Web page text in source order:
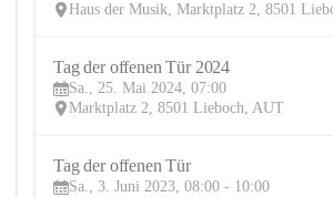
Haus der Musik, Marktplatz 2, 8501
Tag der offenen Tür 2024
Sa., 25. Mai 2024, 07:00
Marktplatz 2, 8501 Lieboch, AUT
Tag der offenen Tür
Sa., 3. Juni 2023, 08:00 - 10:00